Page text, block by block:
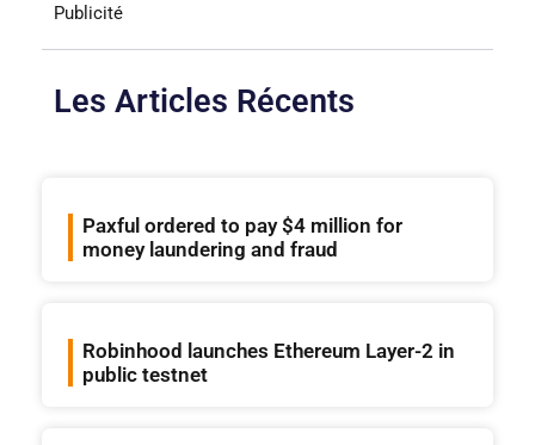
Publicité
Les Articles Récents
Paxful ordered to pay $4 million for
money laundering and fraud
Robinhood launches Ethereum Layer-2 in
public testnet